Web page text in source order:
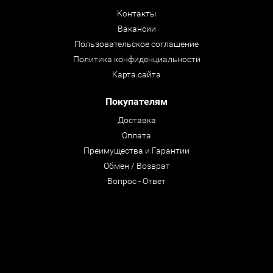
Контакты
Вакансии
Пользовательское соглашение
Политика конфиденциальности
Карта сайта
Покупателям
Доставка
Оплата
Преимущества и Гарантии
Обмен / Возврат
Вопрос - Ответ